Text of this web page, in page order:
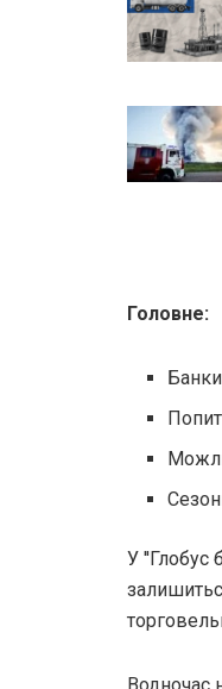
Головне:
У ''Глобус